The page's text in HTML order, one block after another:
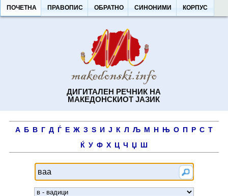
ДИГИТАЛЕН РЕЧНИК НА
МАКЕДОНСКИОТ ЈАЗИК
ПОЧЕТНА ПРАВОПИС ОБРАТНО СИНОНИМИ КОРПУС
А Б В Г Д Ѓ Е Ж З Ѕ И Ј К Л Љ М Н Њ О П Р С Т
Ќ У Ф Х Ц Ч Џ Ш